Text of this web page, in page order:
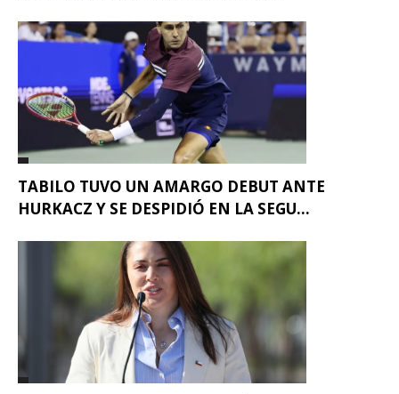
TABILO TUVO UN AMARGO DEBUT ANTE
HURKACZ Y SE DESPIDIÓ EN LA SEGU...